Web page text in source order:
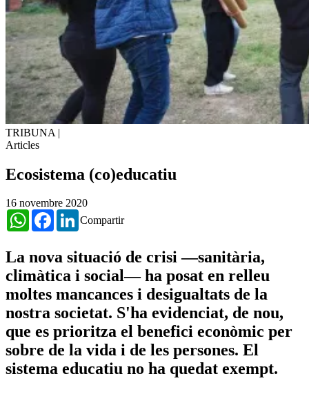
TRIBUNA |
Articles
Ecosistema (co)educatiu
16 novembre 2020
Compartir
WhatsAppFacebookLinkedIn
La nova situació de crisi —sanitària,
climàtica i social— ha posat en relleu
moltes mancances i desigualtats de la
nostra societat. S'ha evidenciat, de nou,
que es prioritza el benefici econòmic per
sobre de la vida i de les persones. El
sistema educatiu no ha quedat exempt.